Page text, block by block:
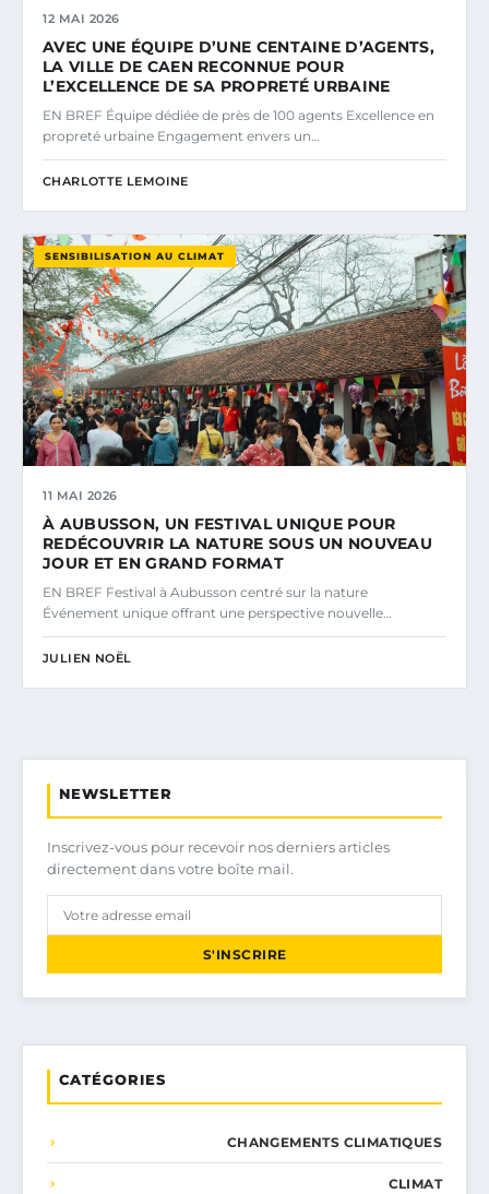
12 MAI 2026
AVEC UNE ÉQUIPE D’UNE CENTAINE D’AGENTS,
LA VILLE DE CAEN RECONNUE POUR
L’EXCELLENCE DE SA PROPRETÉ URBAINE
EN BREF Équipe dédiée de près de 100 agents Excellence en
propreté urbaine Engagement envers un…
CHARLOTTE LEMOINE
SENSIBILISATION AU CLIMAT
11 MAI 2026
À AUBUSSON, UN FESTIVAL UNIQUE POUR
REDÉCOUVRIR LA NATURE SOUS UN NOUVEAU
JOUR ET EN GRAND FORMAT
EN BREF Festival à Aubusson centré sur la nature
Événement unique offrant une perspective nouvelle…
JULIEN NOËL
NEWSLETTER
Inscrivez-vous pour recevoir nos derniers articles
directement dans votre boîte mail.
S'INSCRIRE
CATÉGORIES
CHANGEMENTS CLIMATIQUES
CLIMAT